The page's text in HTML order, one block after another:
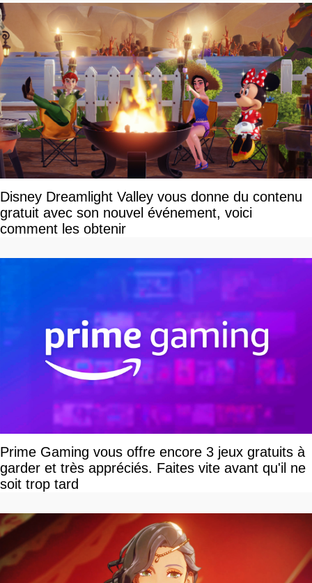
Disney Dreamlight Valley vous donne du contenu
gratuit avec son nouvel événement, voici
comment les obtenir
Prime Gaming vous offre encore 3 jeux gratuits à
garder et très appréciés. Faites vite avant qu'il ne
soit trop tard